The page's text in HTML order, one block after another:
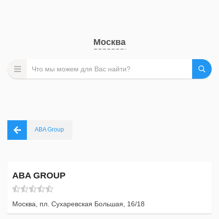
Москва
ABA Group
ABA GROUP
Москва, пл. Сухаревская Большая, 16/18